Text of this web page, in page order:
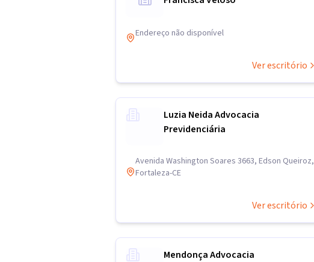
Endereço não disponível
Ver escritório
Luzia Neida Advocacia
Previdenciária
Avenida Washington Soares 3663, Edson Queiroz,
Fortaleza-CE
Ver escritório
Mendonça Advocacia